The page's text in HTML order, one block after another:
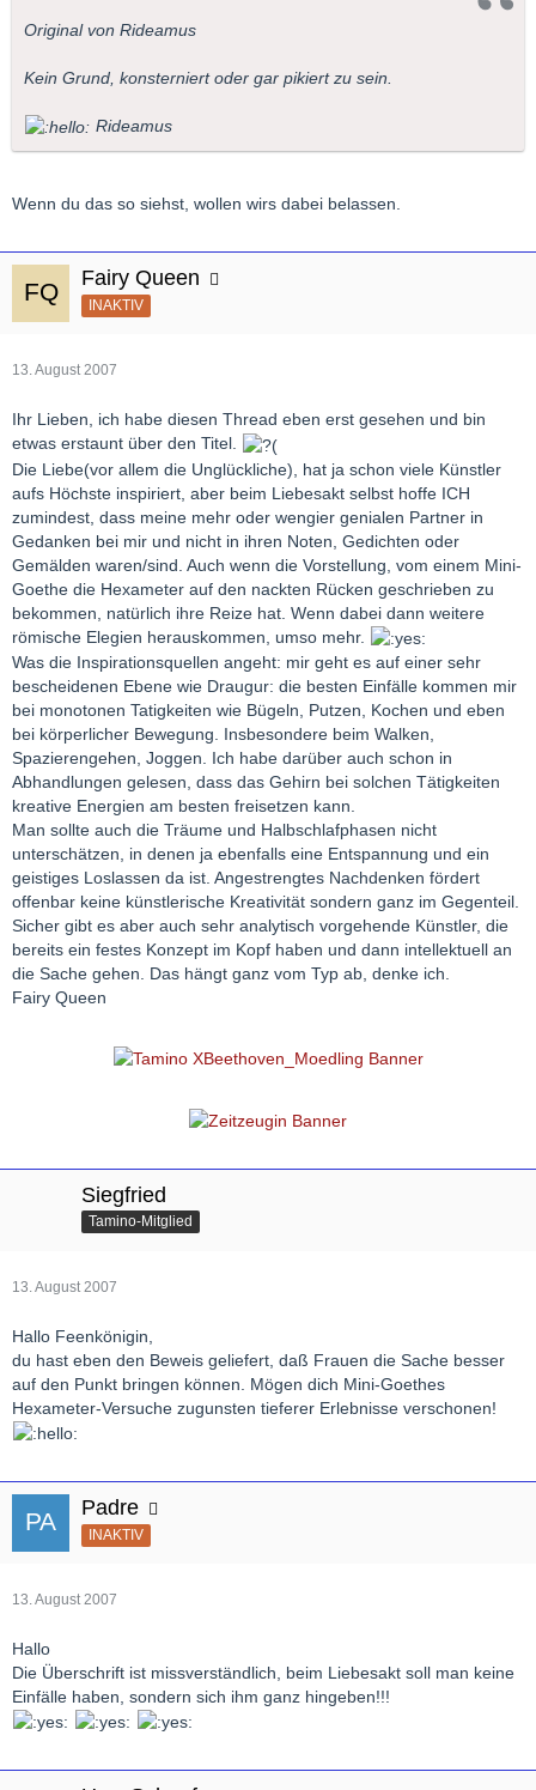
Original von Rideamus
Kein Grund, konsterniert oder gar pikiert zu sein.
Rideamus
Wenn du das so siehst, wollen wirs dabei belassen.
Fairy Queen
INAKTIV
13. August 2007
Ihr Lieben, ich habe diesen Thread eben erst gesehen und bin
etwas erstaunt über den Titel.
Die Liebe(vor allem die Unglückliche), hat ja schon viele Künstler
aufs Höchste inspiriert, aber beim Liebesakt selbst hoffe ICH
zumindest, dass meine mehr oder wengier genialen Partner in
Gedanken bei mir und nicht in ihren Noten, Gedichten oder
Gemälden waren/sind. Auch wenn die Vorstellung, vom einem Mini-
Goethe die Hexameter auf den nackten Rücken geschrieben zu
bekommen, natürlich ihre Reize hat. Wenn dabei dann weitere
römische Elegien herauskommen, umso mehr.
Was die Inspirationsquellen angeht: mir geht es auf einer sehr
bescheidenen Ebene wie Draugur: die besten Einfälle kommen mir
bei monotonen Tatigkeiten wie Bügeln, Putzen, Kochen und eben
bei körperlicher Bewegung. Insbesondere beim Walken,
Spazierengehen, Joggen. Ich habe darüber auch schon in
Abhandlungen gelesen, dass das Gehirn bei solchen Tätigkeiten
kreative Energien am besten freisetzen kann.
Man sollte auch die Träume und Halbschlafphasen nicht
unterschätzen, in denen ja ebenfalls eine Entspannung und ein
geistiges Loslassen da ist. Angestrengtes Nachdenken fördert
offenbar keine künstlerische Kreativität sondern ganz im Gegenteil.
Sicher gibt es aber auch sehr analytisch vorgehende Künstler, die
bereits ein festes Konzept im Kopf haben und dann intellektuell an
die Sache gehen. Das hängt ganz vom Typ ab, denke ich.
Fairy Queen
Siegfried
Tamino-Mitglied
13. August 2007
Hallo Feenkönigin,
du hast eben den Beweis geliefert, daß Frauen die Sache besser
auf den Punkt bringen können. Mögen dich Mini-Goethes
Hexameter-Versuche zugunsten tieferer Erlebnisse verschonen!
Padre
INAKTIV
13. August 2007
Hallo
Die Überschrift ist missverständlich, beim Liebesakt soll man keine
Einfälle haben, sondern sich ihm ganz hingeben!!!